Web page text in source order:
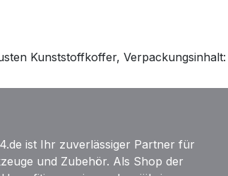
Kunststoffkoffer, Verpackungsinhalt:
ist Ihr zuverlässiger Partner für
und Zubehör. Als Shop der